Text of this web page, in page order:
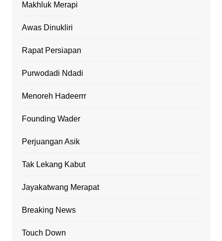
Makhluk Merapi
Awas Dinukliri
Rapat Persiapan
Purwodadi Ndadi
Menoreh Hadeerrr
Founding Wader
Perjuangan Asik
Tak Lekang Kabut
Jayakatwang Merapat
Breaking News
Touch Down